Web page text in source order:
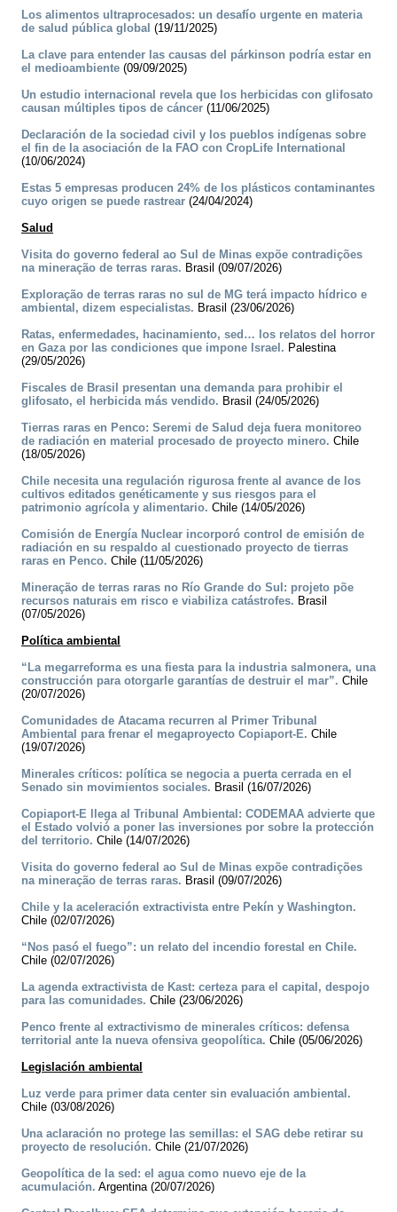
Los alimentos ultraprocesados: un desafío urgente en materia
de salud pública global (19/11/2025)
La clave para entender las causas del párkinson podría estar en
el medioambiente (09/09/2025)
Un estudio internacional revela que los herbicidas con glifosato
causan múltiples tipos de cáncer (11/06/2025)
Declaración de la sociedad civil y los pueblos indígenas sobre
el fin de la asociación de la FAO con CropLife International
(10/06/2024)
Estas 5 empresas producen 24% de los plásticos contaminantes
cuyo origen se puede rastrear (24/04/2024)
Salud
Visita do governo federal ao Sul de Minas expõe contradições
na mineração de terras raras. Brasil (09/07/2026)
Exploração de terras raras no sul de MG terá impacto hídrico e
ambiental, dizem especialistas. Brasil (23/06/2026)
Ratas, enfermedades, hacinamiento, sed… los relatos del horror
en Gaza por las condiciones que impone Israel. Palestina
(29/05/2026)
Fiscales de Brasil presentan una demanda para prohibir el
glifosato, el herbicida más vendido. Brasil (24/05/2026)
Tierras raras en Penco: Seremi de Salud deja fuera monitoreo
de radiación en material procesado de proyecto minero. Chile
(18/05/2026)
Chile necesita una regulación rigurosa frente al avance de los
cultivos editados genéticamente y sus riesgos para el
patrimonio agrícola y alimentario. Chile (14/05/2026)
Comisión de Energía Nuclear incorporó control de emisión de
radiación en su respaldo al cuestionado proyecto de tierras
raras en Penco. Chile (11/05/2026)
Mineração de terras raras no Río Grande do Sul: projeto põe
recursos naturais em risco e viabiliza catástrofes. Brasil
(07/05/2026)
Política ambiental
“La megarreforma es una fiesta para la industria salmonera, una
construcción para otorgarle garantías de destruir el mar”. Chile
(20/07/2026)
Comunidades de Atacama recurren al Primer Tribunal
Ambiental para frenar el megaproyecto Copiaport-E. Chile
(19/07/2026)
Minerales críticos: política se negocia a puerta cerrada en el
Senado sin movimientos sociales. Brasil (16/07/2026)
Copiaport-E llega al Tribunal Ambiental: CODEMAA advierte que
el Estado volvió a poner las inversiones por sobre la protección
del territorio. Chile (14/07/2026)
Visita do governo federal ao Sul de Minas expõe contradições
na mineração de terras raras. Brasil (09/07/2026)
Chile y la aceleración extractivista entre Pekín y Washington.
Chile (02/07/2026)
“Nos pasó el fuego”: un relato del incendio forestal en Chile.
Chile (02/07/2026)
La agenda extractivista de Kast: certeza para el capital, despojo
para las comunidades. Chile (23/06/2026)
Penco frente al extractivismo de minerales críticos: defensa
territorial ante la nueva ofensiva geopolítica. Chile (05/06/2026)
Legislación ambiental
Luz verde para primer data center sin evaluación ambiental.
Chile (03/08/2026)
Una aclaración no protege las semillas: el SAG debe retirar su
proyecto de resolución. Chile (21/07/2026)
Geopolítica de la sed: el agua como nuevo eje de la
acumulación. Argentina (20/07/2026)